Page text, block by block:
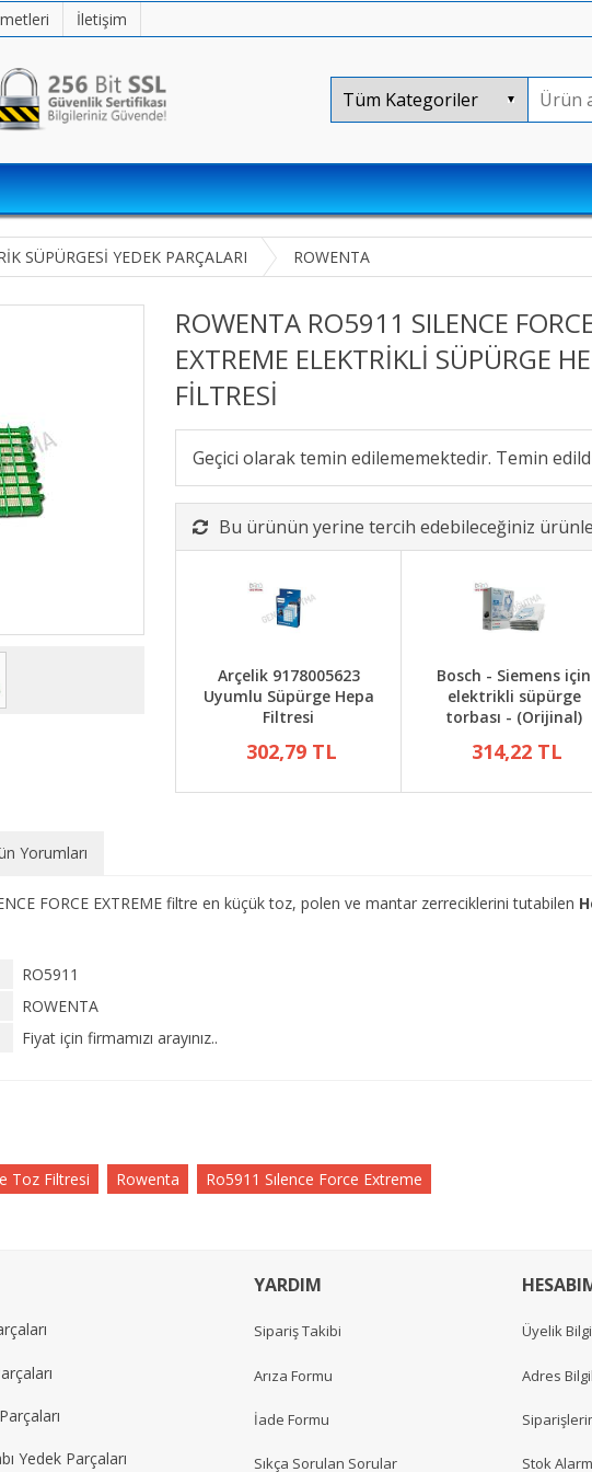
İletişim
SÜPÜRGESİ YEDEK PARÇALARI ROWENTA
ROWENTA RO5911 SILENCE
EXTREME ELEKTRİKLİ SÜPÜRGE
FİLTRESİ
Geçici olarak temin edilememektedir. Temin
Bu ürünün yerine tercih edebileceğiniz
Arçelik 9178005623
Uyumlu Süpürge Hepa
Filtresi
302,79 TL
Bosch - Siemens için
elektrikli süpürge
torbası - (Orijinal)
314,22 TL
Yorumları
FORCE EXTREME filtre en küçük toz, polen ve mantar zerreciklerini tutabilen
RO5911
ROWENTA
Fiyat için firmamızı arayınız..
Toz Filtresi Rowenta Ro5911 Sılence Force Extreme
Yedek Parçaları
YARDIM
Sipariş Takibi
Arıza Formu
İade Formu
Sıkça Sorulan Sorular
Üyelik
Adres
Stok